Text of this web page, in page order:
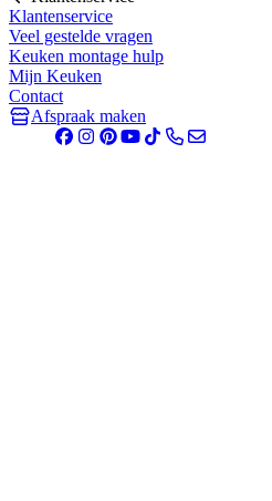
Klantenservice
Veel gestelde vragen
Keuken montage hulp
Mijn Keuken
Contact
Afspraak maken